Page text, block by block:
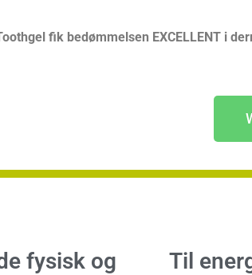
fik bedømmelsen EXCELLENT i
fysisk og
Til